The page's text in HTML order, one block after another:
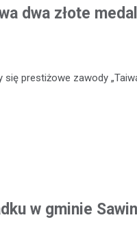
dwa złote
się prestiżowe zawody
w gminie